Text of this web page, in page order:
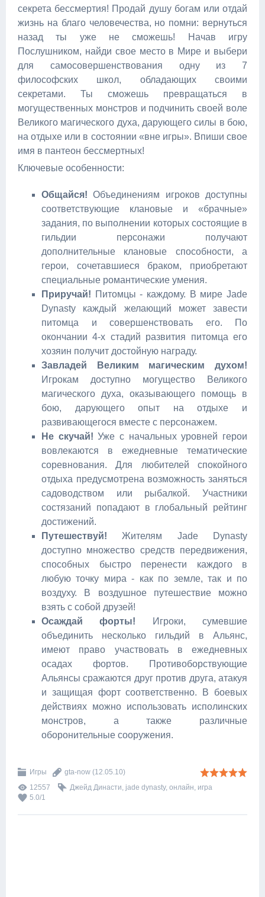
секрета бессмертия! Продай душу богам или отдай
жизнь на благо человечества, но помни: вернуться
назад ты уже не сможешь! Начав игру
Послушником, найди свое место в Мире и выбери
для самосовершенствования одну из 7
философских школ, обладающих своими
секретами. Ты сможешь превращаться в
могущественных монстров и подчинить своей воле
Великого магического духа, дарующего силы в бою,
на отдыхе или в состоянии «вне игры». Впиши свое
имя в пантеон бессмертных!
Ключевые особенности:
Общайся! Объединениям игроков доступны
соответствующие клановые и «брачные»
задания, по выполнении которых состоящие в
гильдии персонажи получают
дополнительные клановые способности, а
герои, сочетавшиеся браком, приобретают
специальные романтические умения.
Приручай! Питомцы - каждому. В мире Jade
Dynasty каждый желающий может завести
питомца и совершенствовать его. По
окончании 4-х стадий развития питомца его
хозяин получит достойную награду.
Завладей Великим магическим духом!
Игрокам доступно могущество Великого
магического духа, оказывающего помощь в
бою, дарующего опыт на отдыхе и
развивающегося вместе с персонажем.
Не скучай! Уже с начальных уровней герои
вовлекаются в ежедневные тематические
соревнования. Для любителей спокойного
отдыха предусмотрена возможность заняться
садоводством или рыбалкой. Участники
состязаний попадают в глобальный рейтинг
достижений.
Путешествуй! Жителям Jade Dynasty
доступно множество средств передвижения,
способных быстро перенести каждого в
любую точку мира - как по земле, так и по
воздуху. В воздушное путешествие можно
взять с собой друзей!
Осаждай форты! Игроки, сумевшие
объединить несколько гильдий в Альянс,
имеют право участвовать в ежедневных
осадах фортов. Противоборствующие
Альянсы сражаются друг против друга, атакуя
и защищая форт соответственно. В боевых
действиях можно использовать исполинских
монстров, а также различные
оборонительные сооружения.
Игры gta-now (12.05.10)
12557
Джейд Династи, jade dynasty, онлайн, игра
5.0/1